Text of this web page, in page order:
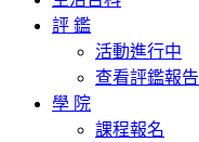
評 鑑
活動進行中
查看評鑑報告
學 院
課程報名